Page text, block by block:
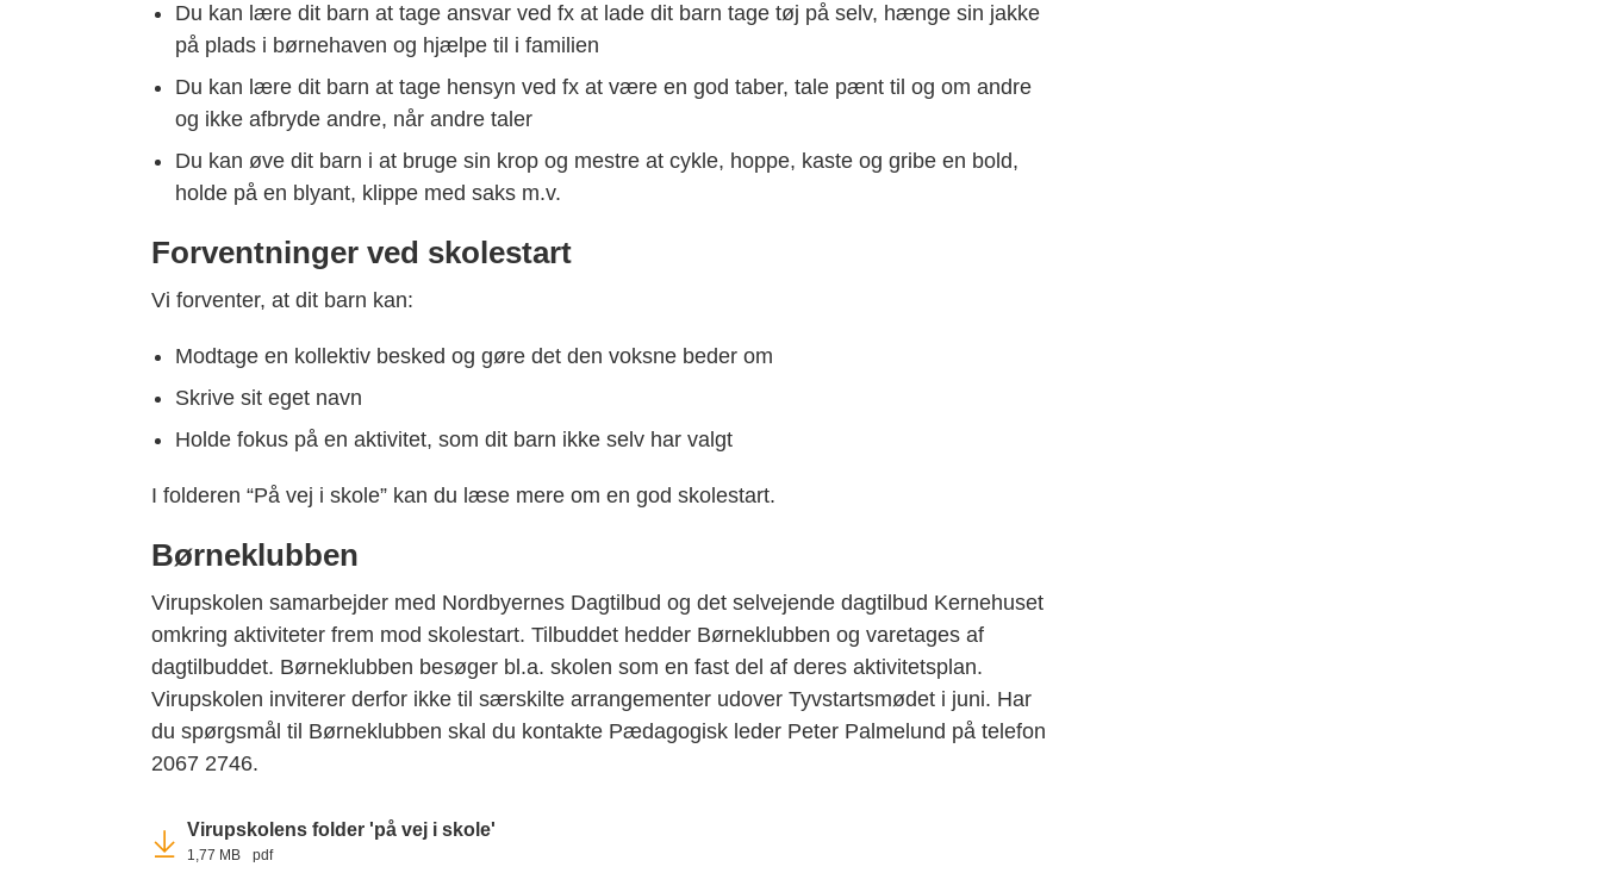
Du kan lære dit barn at tage ansvar ved fx at lade dit barn tage tøj på selv, hænge sin jakke
på plads i børnehaven og hjælpe til i familien
Du kan lære dit barn at tage hensyn ved fx at være en god taber, tale pænt til og om andre
og ikke afbryde andre, når andre taler
Du kan øve dit barn i at bruge sin krop og mestre at cykle, hoppe, kaste og gribe en bold,
holde på en blyant, klippe med saks m.v.
Forventninger ved skolestart
Vi forventer, at dit barn kan:
Modtage en kollektiv besked og gøre det den voksne beder om
Skrive sit eget navn
Holde fokus på en aktivitet, som dit barn ikke selv har valgt
I folderen “På vej i skole” kan du læse mere om en god skolestart.
Børneklubben
Virupskolen samarbejder med Nordbyernes Dagtilbud og det selvejende dagtilbud Kernehuset
omkring aktiviteter frem mod skolestart. Tilbuddet hedder Børneklubben og varetages af
dagtilbuddet. Børneklubben besøger bl.a. skolen som en fast del af deres aktivitetsplan.
Virupskolen inviterer derfor ikke til særskilte arrangementer udover Tyvstartsmødet i juni. Har
du spørgsmål til Børneklubben skal du kontakte Pædagogisk leder Peter Palmelund på telefon
2067 2746.
Virupskolens folder 'på vej i skole'
1,77 MB pdf